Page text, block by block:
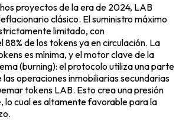
proyectos de la era de 2024, LAB
clásico. El suministro máximo
limitado, con
de los tokens ya en circulación. La
es mínima, y el motor clave de la
(burning): el protocolo utiliza una parte
las operaciones inmobiliarias secundarias
tokens LAB. Esto crea una presión
cual es altamente favorable para la